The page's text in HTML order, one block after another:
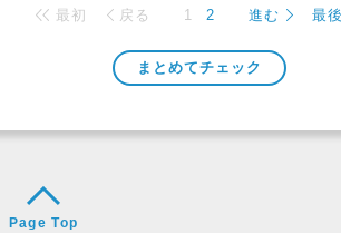
最初 戻る 1 2 進む 最後
Page Top